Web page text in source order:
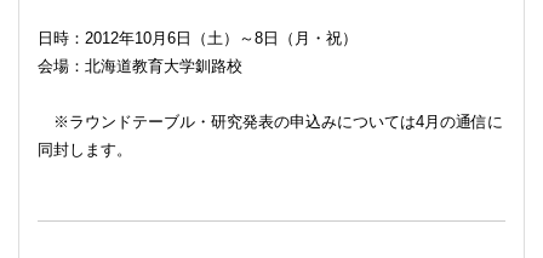
日時：2012年10月6日（土）～8日（月・祝）
会場：北海道教育大学釧路校
※ラウンドテーブル・研究発表の申込みについては4月の通信に
同封します。